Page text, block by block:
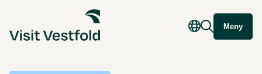
Meny